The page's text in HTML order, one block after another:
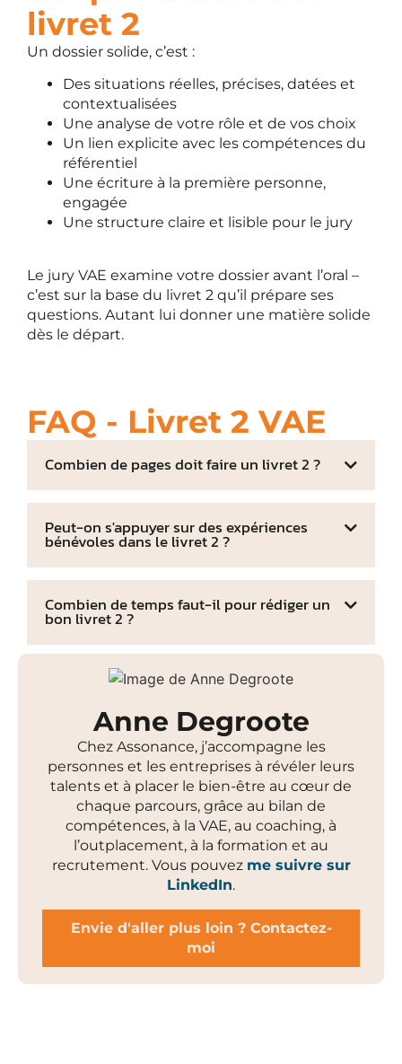
livret 2
Un dossier solide, c’est :
Des situations réelles, précises, datées et
contextualisées
Une analyse de votre rôle et de vos choix
Un lien explicite avec les compétences du
référentiel
Une écriture à la première personne,
engagée
Une structure claire et lisible pour le jury
Le jury VAE examine votre dossier avant l’oral –
c’est sur la base du livret 2 qu’il prépare ses
questions. Autant lui donner une matière solide
dès le départ.
FAQ - Livret 2 VAE
Combien de pages doit faire un livret 2 ?
Peut-on s'appuyer sur des expériences
bénévoles dans le livret 2 ?
Combien de temps faut-il pour rédiger un
bon livret 2 ?
Anne Degroote
Chez Assonance, j’accompagne les
personnes et les entreprises à révéler leurs
talents et à placer le bien-être au cœur de
chaque parcours, grâce au bilan de
compétences, à la VAE, au coaching, à
l’outplacement, à la formation et au
recrutement. Vous pouvez me suivre sur
LinkedIn.
Envie d'aller plus loin ? Contactez-
moi